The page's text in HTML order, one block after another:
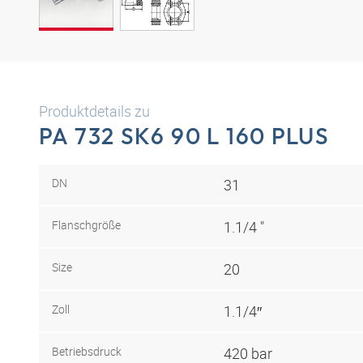
Produktdetails zu
PA 732 SK6 90 L 160 PLUS
DN 31
Flanschgröße 1.1/4 "
Size 20
Zoll 1.1/4″
Betriebsdruck 420 bar